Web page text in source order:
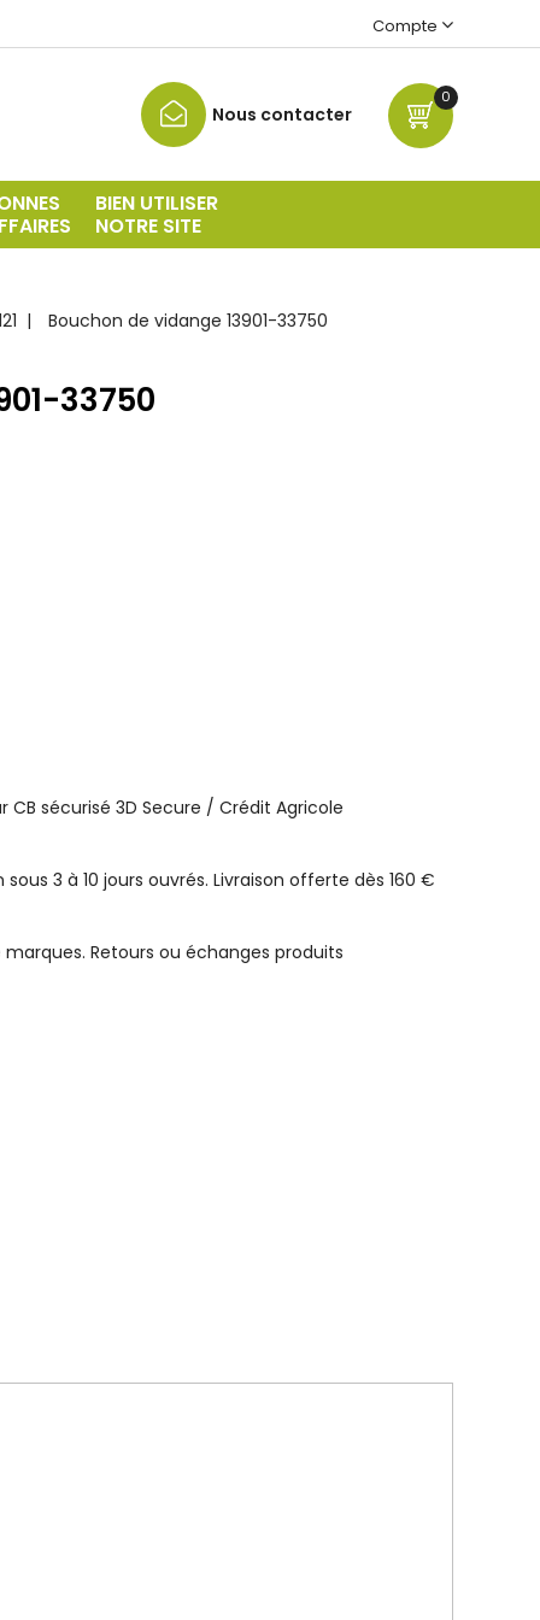
Compte
0
Nous contacter
BIEN UTILISER
NOTRE SITE
Bouchon de vidange 13901-33750
33750
sécurisé 3D Secure / Crédit Agricole
3 à 10 jours ouvrés. Livraison offerte dès 160 €
Retours ou échanges produits